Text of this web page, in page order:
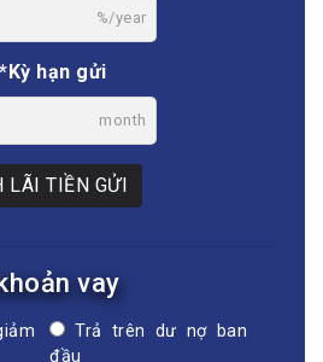
%/year
*Kỳ hạn gửi
month
LÃI TIỀN GỬI
vay
Trả trên dư nợ ban
đầu